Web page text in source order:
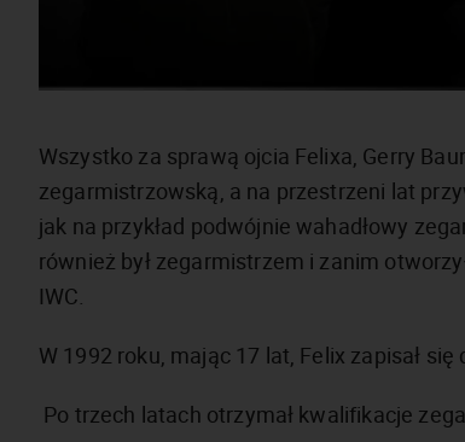
Wszystko za sprawą ojcia Felixa, Gerry
zegarmistrzowską, a na przestrzeni lat
jak na przykład podwójnie wahadłowy
również był zegarmistrzem i zanim
IWC.
W 1992 roku, mając 17 lat, Felix zapisał
Po trzech latach otrzymał kwalifikacje